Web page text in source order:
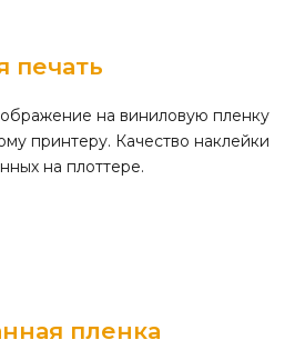
печать
на виниловую пленку
принтеру. Качество наклейки
на плоттере.
пленка